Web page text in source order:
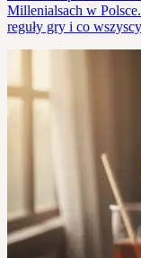
Millenialsach w
reguły gry i co